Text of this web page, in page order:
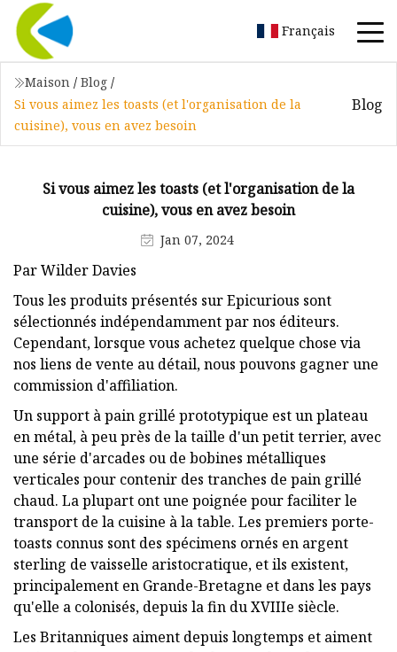
Français
Maison / Blog /
Si vous aimez les toasts (et l'organisation de la
cuisine), vous en avez besoin
Blog
Si vous aimez les toasts (et l'organisation de la
cuisine), vous en avez besoin
Jan 07, 2024
Par Wilder Davies
Tous les produits présentés sur Epicurious sont
sélectionnés indépendamment par nos éditeurs.
Cependant, lorsque vous achetez quelque chose via
nos liens de vente au détail, nous pouvons gagner une
commission d'affiliation.
Un support à pain grillé prototypique est un plateau
en métal, à peu près de la taille d'un petit terrier, avec
une série d'arcades ou de bobines métalliques
verticales pour contenir des tranches de pain grillé
chaud. La plupart ont une poignée pour faciliter le
transport de la cuisine à la table. Les premiers porte-
toasts connus sont des spécimens ornés en argent
sterling de vaisselle aristocratique, et ils existent,
principalement en Grande-Bretagne et dans les pays
qu'elle a colonisés, depuis la fin du XVIIIe siècle.
Les Britanniques aiment depuis longtemps et aiment